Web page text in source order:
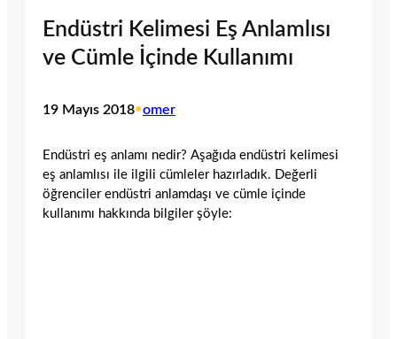
Endüstri Kelimesi Eş Anlamlısı
ve Cümle İçinde Kullanımı
19 Mayıs 2018•omer
Endüstri eş anlamı nedir? Aşağıda endüstri kelimesi
eş anlamlısı ile ilgili cümleler hazırladık. Değerli
öğrenciler endüstri anlamdaşı ve cümle içinde
kullanımı hakkında bilgiler şöyle: